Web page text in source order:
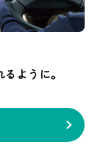
ように。